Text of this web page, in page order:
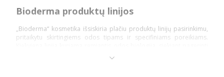
Bioderma produktų linijos
„Bioderma“ kosmetika išsiskiria plačiu produktų linijų pasirinkimu,
pritaikytu skirtingiems odos tipams ir specifiniams poreikiams.